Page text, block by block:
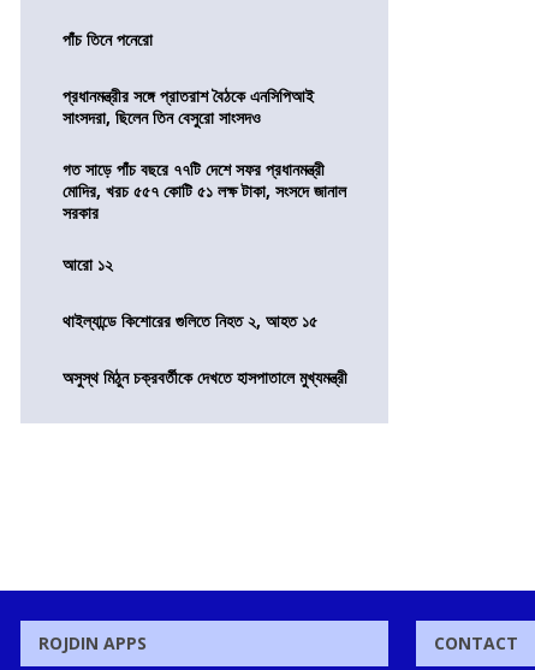
পাঁচ তিনে পনেরো
প্রধানমন্ত্রীর সঙ্গে প্রাতরাশ বৈঠকে এনসিপিআই
সাংসদরা, ছিলেন তিন বেসুরো সাংসদও
গত সাড়ে পাঁচ বছরে ৭৭টি দেশে সফর প্রধানমন্ত্রী
মোদির, খরচ ৫৫৭ কোটি ৫১ লক্ষ টাকা, সংসদে জানাল
সরকার
আরো ১২
থাইল্যান্ডে কিশোরের গুলিতে নিহত ২, আহত ১৫
অসুস্থ মিঠুন চক্রবর্তীকে দেখতে হাসপাতালে মুখ্যমন্ত্রী
ROJDIN APPS CONTACT